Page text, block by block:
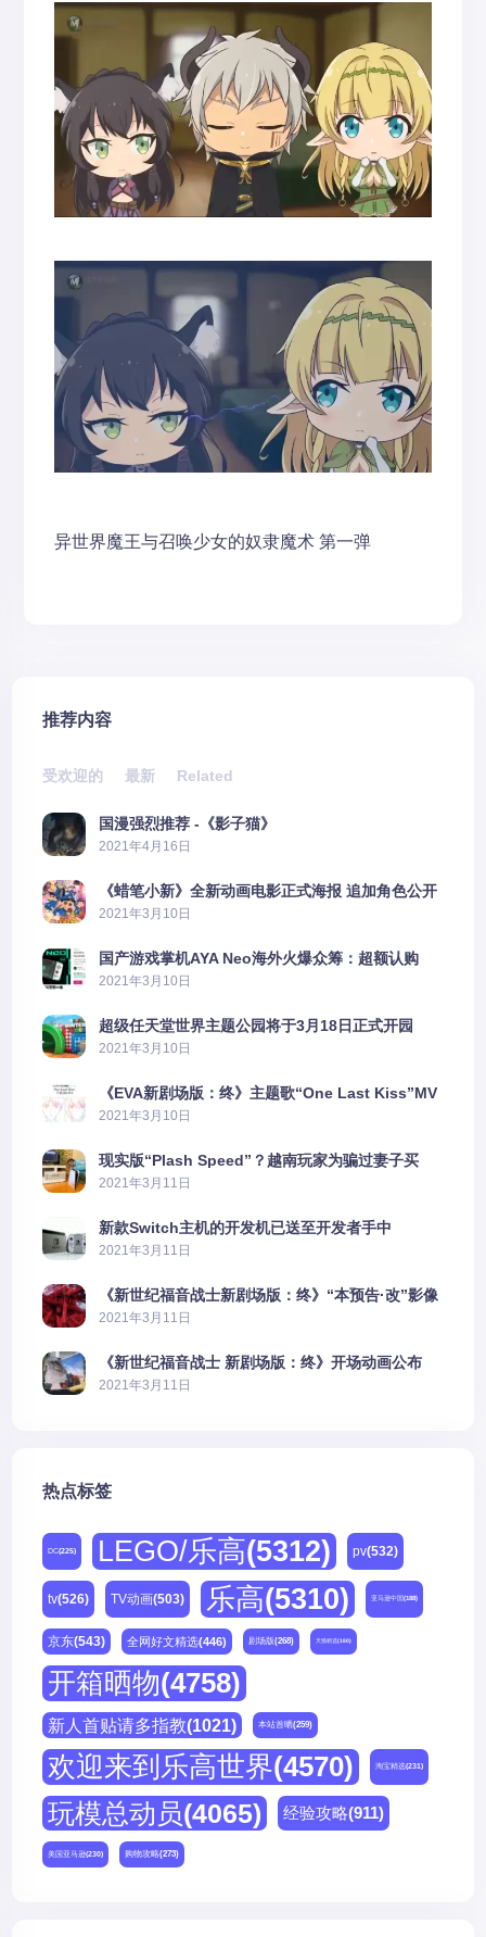
异世界魔王与召唤少女的奴隶魔术 第一弹
推荐内容
受欢迎的 最新 Related
国漫强烈推荐 -《影子猫》
2021年4月16日
《蜡笔小新》全新动画电影正式海报 追加角色公开
2021年3月10日
国产游戏掌机AYA Neo海外火爆众筹：超额认购
2606%
2021年3月10日
超级任天堂世界主题公园将于3月18日正式开园
2021年3月10日
《EVA新剧场版：终》主题歌“One Last Kiss”MV
公布
2021年3月10日
现实版“Plash Speed”？越南玩家为骗过妻子买
PS5上演好戏
2021年3月11日
新款Switch主机的开发机已送至开发者手中
2021年3月11日
《新世纪福音战士新剧场版：终》“本预告·改”影像
公开
2021年3月11日
《新世纪福音战士 新剧场版：终》开场动画公布
2021年3月11日
热点标签
DC(225) LEGO/乐高(5312) pv(532)
tv(526) TV动画(503) 乐高(5310) 亚马逊中国(188)
京东(543) 全网好文精选(446) 剧场版(268) 天猫精选(180)
开箱晒物(4758)
新人首贴请多指教(1021) 本站首晒(259)
欢迎来到乐高世界(4570) 淘宝精选(231)
玩模总动员(4065) 经验攻略(911)
美国亚马逊(230) 购物攻略(273)